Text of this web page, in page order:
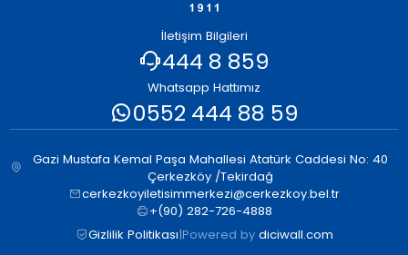
İletişim Bilgileri
444 8 859
Whatsapp Hattımız
0552 444 88 59
Gazi Mustafa Kemal Paşa Mahallesi Atatürk Caddesi No: 40
Çerkezköy /Tekirdağ
cerkezkoyiletisimmerkezi@cerkezkoy.bel.tr
+(90) 282-726-4888
Gizlilik Politikası|Powered by diciwall.com